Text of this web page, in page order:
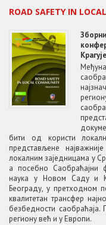
ROAD SAFETY IN
бити од користи
представљене
локалним заједницама у
а посебно Саобраћајни
наука у Новом Саду и
Београду, у претходном
квалитетан трансфер
безбедности
региону већ и у Европи.